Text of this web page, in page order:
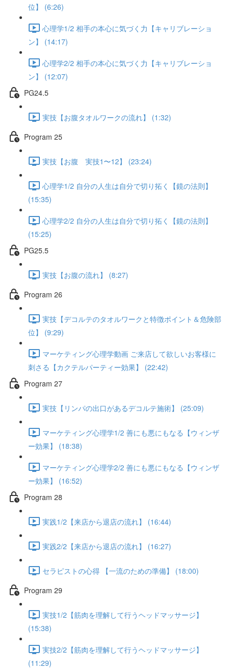
位】 (6:26)
心理学1/2 相手の本心に気づく力【キャリブレーショ
ン】 (14:17)
心理学2/2 相手の本心に気づく力【キャリブレーショ
ン】 (12:07)
PG24.5
実技【お腹タオルワークの流れ】 (1:32)
Program 25
実技【お腹 実技1〜12】 (23:24)
心理学1/2 自分の人生は自分で切り拓く【鏡の法則】
(15:35)
心理学2/2 自分の人生は自分で切り拓く【鏡の法則】
(15:25)
PG25.5
実技【お腹の流れ】 (8:27)
Program 26
実技【デコルテのタオルワークと特徴ポイント＆危険部
位】 (9:29)
マーケティング心理学動画 ご来店して欲しいお客様に
刺さる【カクテルパーティー効果】 (22:42)
Program 27
実技【リンパの出口があるデコルテ施術】 (25:09)
マーケティング心理学1/2 善にも悪にもなる【ウィンザ
ー効果】 (18:38)
マーケティング心理学2/2 善にも悪にもなる【ウィンザ
ー効果】 (16:52)
Program 28
実践1/2【来店から退店の流れ】 (16:44)
実践2/2【来店から退店の流れ】 (16:27)
セラピストの心得 【一流のための準備】 (18:00)
Program 29
実技1/2【筋肉を理解して行うヘッドマッサージ】
(15:38)
実技2/2【筋肉を理解して行うヘッドマッサージ】
(11:29)